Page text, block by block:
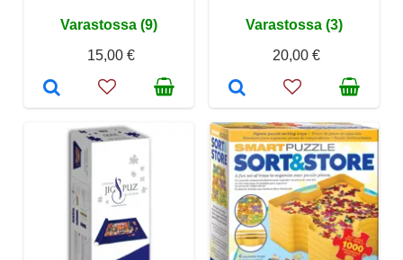
Varastossa (9)
15,00 €
Varastossa (3)
20,00 €